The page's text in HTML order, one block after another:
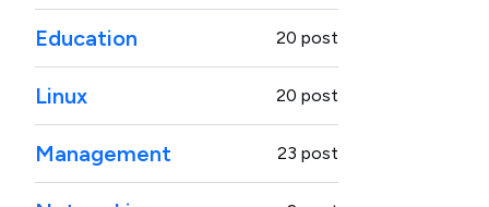
Education 20 post
Linux 20 post
Management 23 post